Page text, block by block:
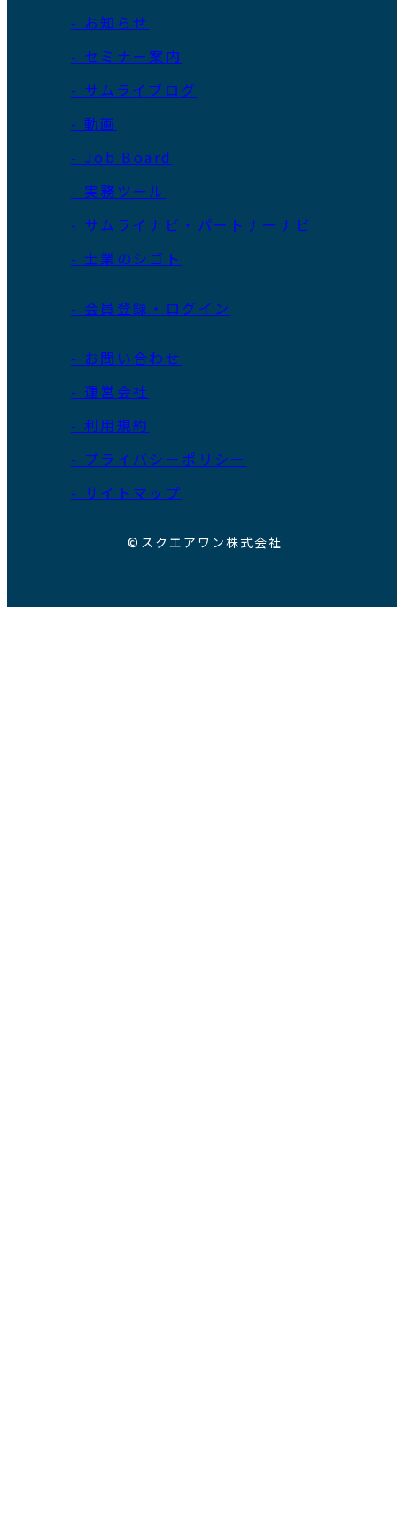
- お知らせ
- セミナー案内
- サムライブログ
- 動画
- Job Board
- 実務ツール
- サムライナビ・パートナーナビ
- 士業のシゴト
- 会員登録・ログイン
- お問い合わせ
- 運営会社
- 利用規約
- プライバシーポリシー
- サイトマップ
©スクエアワン株式会社